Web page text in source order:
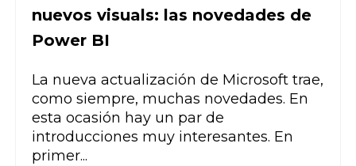
nuevos visuals: las novedades de
Power BI
La nueva actualización de Microsoft trae,
como siempre, muchas novedades. En
esta ocasión hay un par de
introducciones muy interesantes. En
primer...